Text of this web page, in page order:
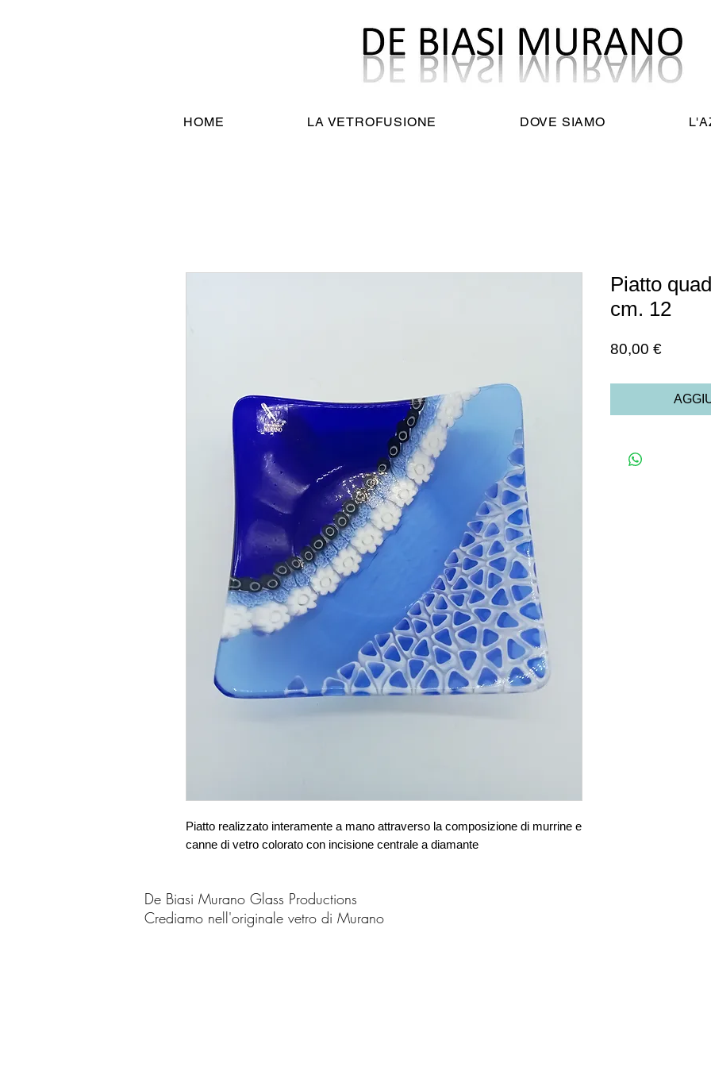
HOME LA VETROFUSIONE DOVE SIAMO
Piatto realizzato interamente a mano attraverso la composizione di murrine e
canne di vetro colorato con incisione centrale a diamante
Piatto
cm. 12
80,00 €Prezzo
De Biasi Murano Glass Productions
Crediamo nell'originale vetro di Murano